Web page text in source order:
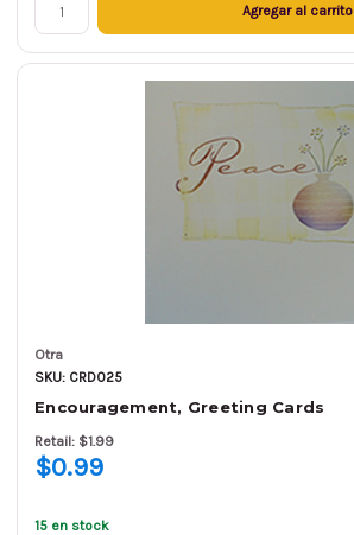
Agregar al carrito
Otra
SKU: CRD025
Encouragement, Greeting Cards
Retail: $1.99
$0.99
15 en stock